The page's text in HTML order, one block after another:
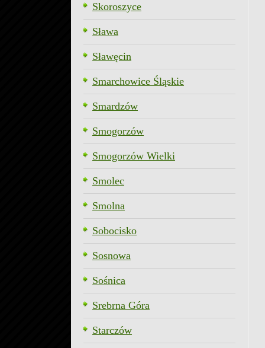
Skoroszyce
Sława
Sławęcin
Smarchowice Śląskie
Smardzów
Smogorzów
Smogorzów Wielki
Smolec
Smolna
Sobocisko
Sosnowa
Sośnica
Srebrna Góra
Starczów